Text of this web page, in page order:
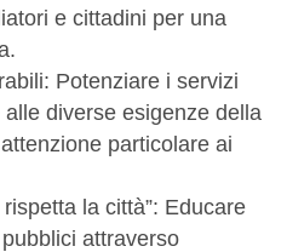
e cittadini per una
Potenziare i servizi
diverse esigenze della
particolare ai
la città”: Educare
attraverso